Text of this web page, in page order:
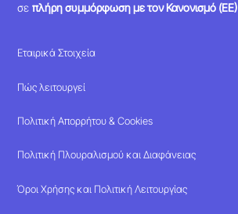
σεπλήρη συμμόρφωση με τον Κανονισμό (ΕΕ)
Εταιρικά Στοιχεία
Πώς λειτουργεί
Πολιτική Απορρήτου & Cookies
Πολιτική Πλουραλισμού και Διαφάνειας
Όροι Χρήσης και Πολιτική Λειτουργίας